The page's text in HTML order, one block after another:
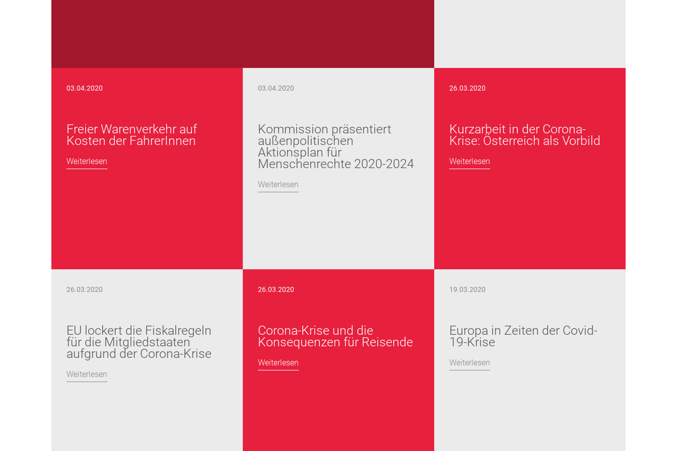
03.04.2020
Freier Warenverkehr auf
Kosten der FahrerInnen
Weiterlesen
03.04.2020
Kommission präsentiert
außenpolitischen
Aktionsplan für
Menschenrechte 2020-2024
Weiterlesen
26.03.2020
Kurzarbeit in der Corona-
Krise: Österreich als Vorbild
Weiterlesen
26.03.2020
EU lockert die Fiskalregeln
für die Mitgliedstaaten
aufgrund der Corona-Krise
Weiterlesen
26.03.2020
Corona-Krise und die
Konsequenzen für Reisende
Weiterlesen
19.03.2020
Europa in Zeiten der Covid-
19-Krise
Weiterlesen